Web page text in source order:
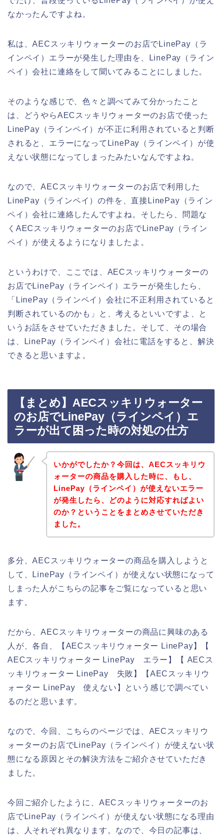
なかったんですよね。
私は、AECスッキリウォーターのお店でLinePay（ラ
インペイ）エラーが発生した理由を、LinePay（ライン
ペイ）会社に連絡をして聞いてみることにしました。
そのような感じで、色々と調べてみて分かったこと
は、どうやらAECスッキリウォーターのお店で使った
LinePay（ラインペイ）が不正に利用されていると判断
されると、エラーになってLinePay（ラインペイ）が使
えない状態になってしまったみたいなんですよね。
なので、AECスッキリウォーターのお店で利用した
LinePay（ラインペイ）の件を、直接LinePay（ライン
ペイ）会社に連絡したんですよね。そしたら、問題な
くAECスッキリウォーターのお店でLinePay（ライン
ペイ）が使えるようになりましたよ。
というわけで、ここでは、AECスッキリウォーターの
お店でLinePay（ラインペイ）エラーが発生したら、
「LinePay（ラインペイ）会社に不正利用されていると
判断されているのかも」と、考えるといいですよ、と
いうお話をさせていただきました。そして、その場合
は、LinePay（ラインペイ）会社に電話をすると、解決
できると思いますよ。
【まとめ】AECスッキリウォーター
のお店でLinePay（ラインペイ）エ
ラーが出て困った時の対処の仕方
いかがでしたか？今回は、AECスッキリウ
ォーターの商品を購入した時に、もし、
LinePay（ラインペイ）が使えないエラー
が発生したら、どのように対応すればよい
のか？ということをまとめさせていただき
ました。
多分、AECスッキリウォーターの商品を購入しようと
して、LinePay（ラインペイ）が使えない状態になって
しまった人がこちらの記事をご覧になっていると思い
ます。
だから、AECスッキリウォーターの商品に興味のある
人が、各自、【AECスッキリウォーター LinePay】【
AECスッキリウォーター LinePay エラー】【 AECス
ッキリウォーター LinePay 失敗】【AECスッキリウ
ォーター LinePay 使えない】という感じで調べてい
るのだと思います。
なので、今回、こちらのページでは、AECスッキリウ
ォーターのお店でLinePay（ラインペイ）が使えない状
態になる原因とその解決方法をご紹介させていただき
ました。
今回ご紹介したように、AECスッキリウォーターのお
店でLinePay（ラインペイ）が使えない状態になる理由
は、人それぞれ異なります。なので、今日の記事は、